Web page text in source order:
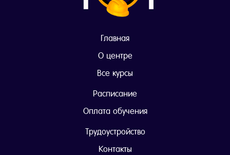
Главная
О центре
Все курсы
Расписание
Оплата обучения
Трудоустройство
Контакты